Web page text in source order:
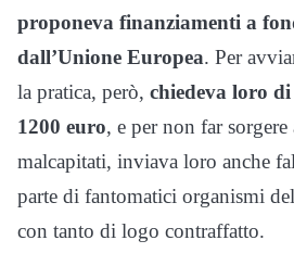
proponeva finanziamenti a
dall’Unione Europea. Per
la pratica, però, chiedeva loro
1200 euro, e per non far
malcapitati, inviava loro anche
parte di fantomatici organismi
con tanto di logo contraffatto.